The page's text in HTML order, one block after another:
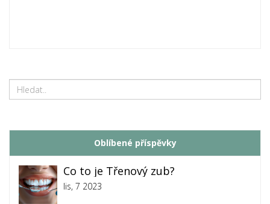
Oblíbené příspěvky
Co to je Třenový zub?
lis, 7 2023